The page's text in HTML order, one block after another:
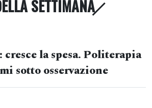
SETTIMANA
la spesa. Politerapia
sotto osservazione